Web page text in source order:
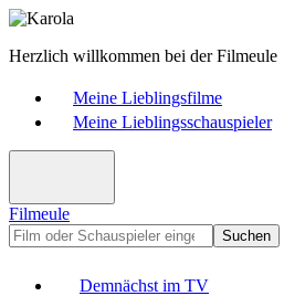
Herzlich willkommen bei der Filmeule
Meine Lieblingsfilme
Meine Lieblingsschauspieler
Filmeule
Suchen
Demnächst im TV